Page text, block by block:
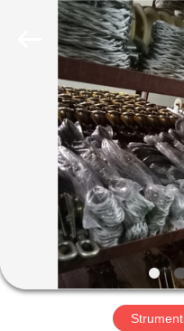
BENVENUTO
PRODOTTI
NOI